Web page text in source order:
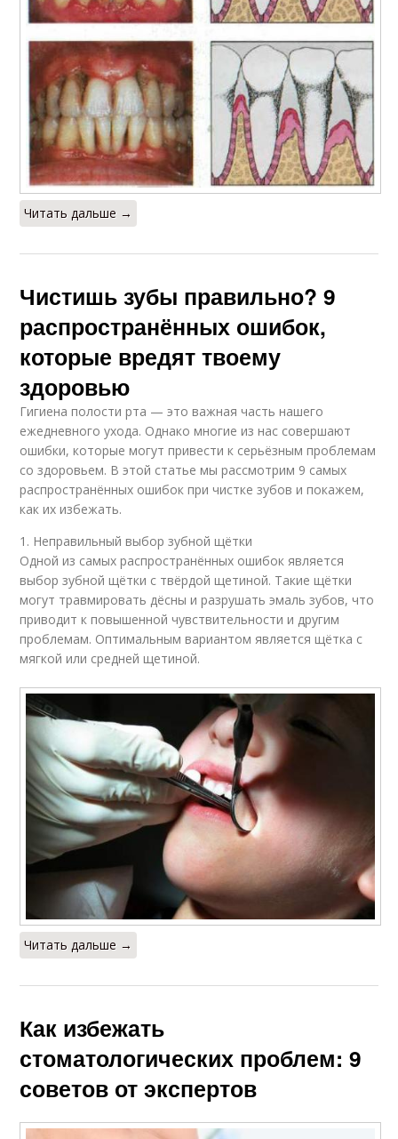
Читать дальше →
Чистишь зубы правильно? 9
распространённых ошибок,
которые вредят твоему
здоровью
Гигиена полости рта — это важная часть нашего
ежедневного ухода. Однако многие из нас совершают
ошибки, которые могут привести к серьёзным проблемам
со здоровьем. В этой статье мы рассмотрим 9 самых
распространённых ошибок при чистке зубов и покажем,
как их избежать.
1. Неправильный выбор зубной щётки
Одной из самых распространённых ошибок является
выбор зубной щётки с твёрдой щетиной. Такие щётки
могут травмировать дёсны и разрушать эмаль зубов, что
приводит к повышенной чувствительности и другим
проблемам. Оптимальным вариантом является щётка с
мягкой или средней щетиной.
Читать дальше →
Как избежать
стоматологических проблем: 9
советов от экспертов